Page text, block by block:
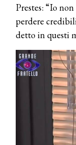
Prestes: “Io
perdere
detto in questi